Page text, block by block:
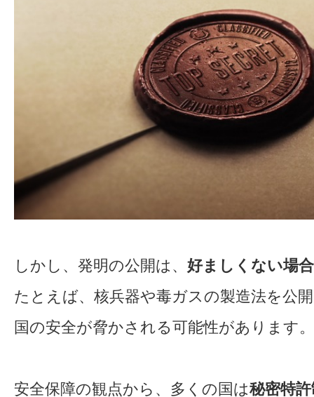
しかし、発明の公開は、 好ましくない場合
たとえば、核兵器や毒ガスの製造法を公
国の安全が脅かされる可能性があります。
安全保障の観点から、多くの国は秘密特